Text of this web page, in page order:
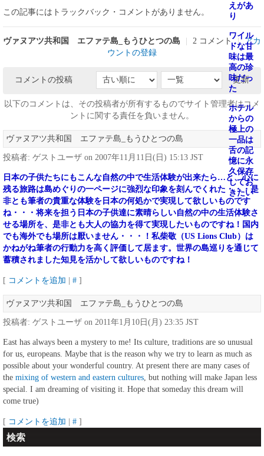
えがあ
り
ワイル
ドな甘
味は最
高の珍
味だっ
た
ホテル
からの
極上の
一品は
舌の記
憶に永
久保存
してお
きたい
この記事にはトラックバック・コメントがありません。
ヴァヌアツ共和国 エファテ島_もうひとつの島 2 コメント
アカ
ウントの登録
コメントの投稿 更新
以下のコメントは、その投稿者が所有するものでサイト管理者はコメ
ントに関する責任を負いません。
ヴァヌアツ共和国 エファテ島_もうひとつの島
投稿者: ゲストユーザ on 2007年11月11日(日) 15:13 JST
日本の子供たちにもこんな自然の中で生活体験が出来たら…と、心に
残る旅路は島めぐりの一ページに強烈な印象を刻んでくれた・・・是
非とも筆者の貴重な体験を日本の何処かで実現して欲しいものです
ね・・・将来を担う日本の子供達に素晴らしい自然の中の生活体験さ
せる場所を、是非とも大人の協力を得て実現したいものですね！国内
でも海外でも場所は厭いません・・・！私柴敬（US Lions Club）は
かねがね筆者の行動力を高く評価して居ます。世界の島巡りを通じて
蓄積されました知見を活かして欲しいものですね！
[ コメントを追加 # ]
ヴァヌアツ共和国 エファテ島_もうひとつの島
投稿者: ゲストユーザ on 2011年1月10日(月) 23:35 JST
East has always been a mystery to me! Its culture, traditions are so unusual
for us, europeans. Maybe that is the reason why we try to learn as much as
possible about your wonderful country. At present there are many cases of
the mixing of western and eastern cultures, but nothing will make Japan less
special. I am dreaming of visiting it. Hope that someday this dream will
come true)
[ コメントを追加 # ]
検索